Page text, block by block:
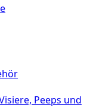
Peeps und